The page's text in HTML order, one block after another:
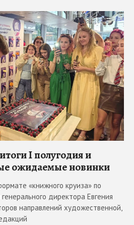
I полугодия и
ожидаемые новинки
«книжного круиза» по
директора Евгения
направлений художественной,